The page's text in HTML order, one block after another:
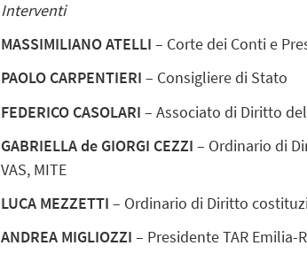
Interventi
MASSIMILIANO ATELLI – Corte dei Conti e
PAOLO CARPENTIERI – Consigliere di Stato
FEDERICO CASOLARI – Associato di Diritto
GABRIELLA de GIORGI CEZZI – Ordinario di
VAS, MITE
LUCA MEZZETTI – Ordinario di Diritto
ANDREA MIGLIOZZI – Presidente TAR Emilia-